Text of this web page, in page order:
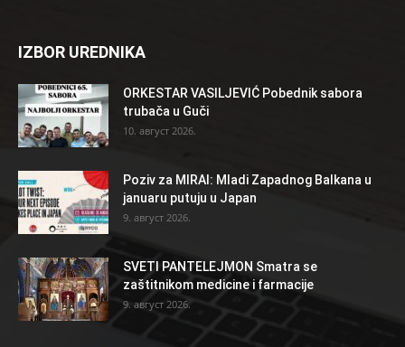
IZBOR UREDNIKA
ORKESTAR VASILJEVIĆ Pobednik sabora
trubača u Guči
10. август 2026.
Poziv za MIRAI: Mladi Zapadnog Balkana u
januaru putuju u Japan
9. август 2026.
SVETI PANTELEJMON Smatra se
zaštitnikom medicine i farmacije
9. август 2026.